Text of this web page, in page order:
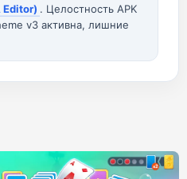
Editor) . Целостность APK
v3 активна, лишние